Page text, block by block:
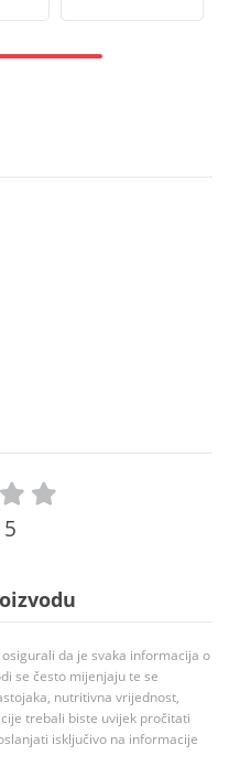
da je svaka informacija o
se često mijenjaju te se
nutritivna vrijednost,
trebali biste uvijek pročitati
isključivo na informacije